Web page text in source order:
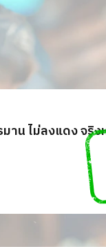
าน ไม่ลงแดง จริ